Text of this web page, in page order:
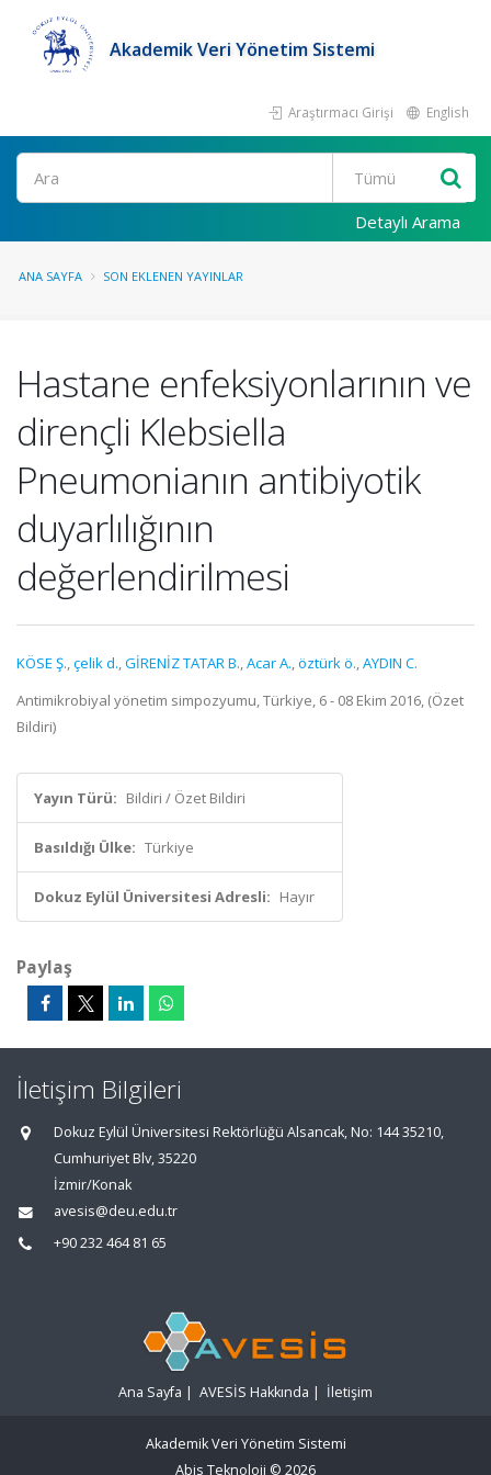
Akademik Veri Yönetim Sistemi
Araştırmacı Girişi English
Ara
Detaylı Arama
ANA SAYFA SON EKLENEN YAYINLAR
Hastane enfeksiyonlarının ve
dirençli Klebsiella
Pneumonianın antibiyotik
duyarlılığının
değerlendirilmesi
KÖSE Ş.,çelik d.,GİRENİZ TATAR B.,Acar A.,öztürk ö.,AYDIN C.
Antimikrobiyal yönetim simpozyumu, Türkiye, 6 - 08 Ekim 2016, (Özet
Bildiri)
Yayın Türü: Bildiri / Özet Bildiri
Basıldığı Ülke: Türkiye
Dokuz Eylül Üniversitesi Adresli: Hayır
Paylaş
İletişim Bilgileri
Dokuz Eylül Üniversitesi Rektörlüğü Alsancak, No: 144 35210,
Cumhuriyet Blv, 35220
İzmir/Konak
avesis@deu.edu.tr
+90 232 464 81 65
Ana Sayfa | AVESİS Hakkında | İletişim
Akademik Veri Yönetim Sistemi
Abis Teknoloji © 2026